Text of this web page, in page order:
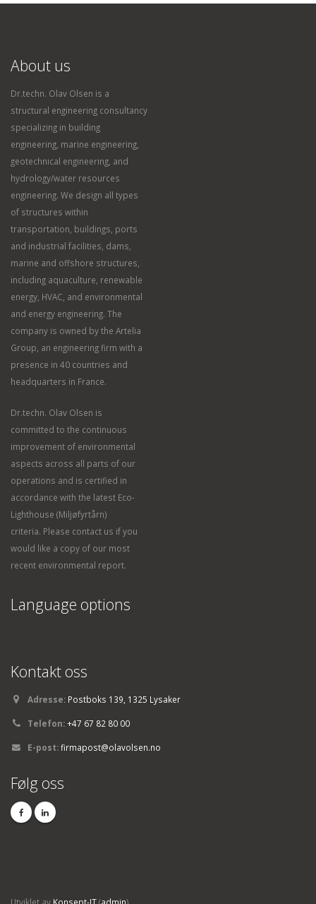
About us
Dr.techn. Olav Olsen is a
structural engineering consultancy
specializing in building
engineering, marine engineering,
geotechnical engineering, and
hydrology/water resources
engineering. We design all types
of structures within
transportation, buildings, ports
and industrial facilities, dams,
marine and offshore structures,
including aquaculture, renewable
energy, HVAC, and environmental
and energy engineering. The
company is owned by the Artelia
Group, an engineering firm with a
presence in 40 countries and
headquarters in France.
Dr.techn. Olav Olsen is
committed to the continuous
improvement of environmental
aspects across all parts of our
operations and is certified in
accordance with the latest Eco-
Lighthouse (Miljøfyrtårn)
criteria. Please contact us if you
would like a copy of our most
recent environmental report.
Language options
Kontakt oss
Adresse: Postboks 139, 1325 Lysaker
Telefon:+47 67 82 80 00
E-post:firmapost@olavolsen.no
Følg oss